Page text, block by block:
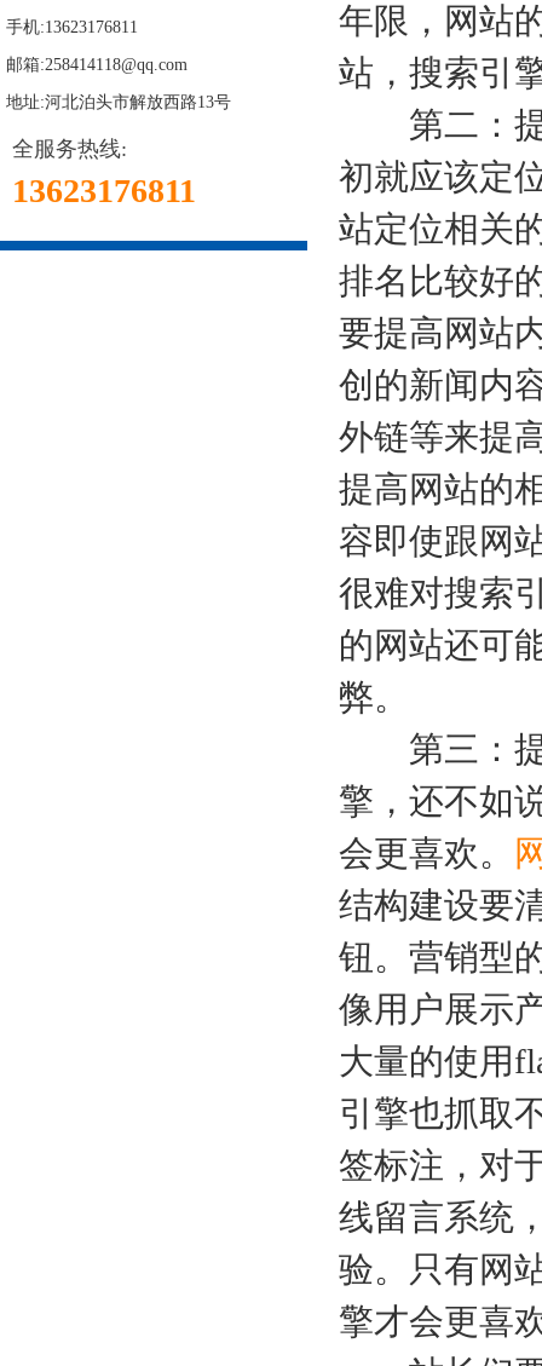
手机:13623176811
邮箱:258414118@qq.com
地址:河北泊头市解放西路13号
全服务热线:
13623176811
年限，网站
站，搜索引
第二：提
初就应该定
站定位相关
排名比较好
要提高网站
创的新闻内
外链等来提
提高网站的
容即使跟网
很难对搜索
的网站还可
弊。
第三：提
擎，还不如
会更喜欢。
结构建设要
钮。营销型
像用户展示
大量的使用
引擎也抓取
签标注，对
线留言系统
验。只有网
擎才会更喜